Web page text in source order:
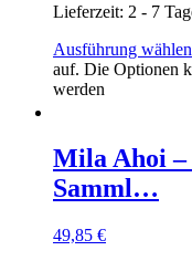
Lieferzeit: 2 - 7
Ausführung wählen
auf. Die Optionen
werden
Mila Ahoi
Samml…
49,85 €